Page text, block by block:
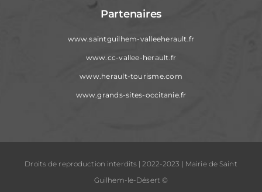
Partenaires
www.saintguilhem-valleeherault.fr
www.cc-vallee-herault.fr
www.herault-tourisme.com
www.grands-sites-occitanie.fr
Droits de reproduction interdits | 2022-2023 | Mairie de Saint
Guilhem-le-Désert ©